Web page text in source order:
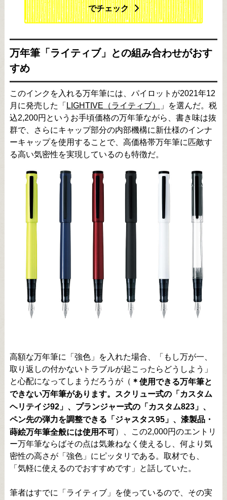
でチェック
万年筆「ライティブ」との組み合わせがおす
すめ
このインクを入れる万年筆には、パイロットが2021年12
月に発売した「 LIGHTIVE（ライティブ）
」を選んだ。税
込2,200円というお手頃価格の万年筆ながら、書き味は抜
群で、さらにキャップ部分の内部機構に新仕様のインナ
ーキャップを使用することで、高価格帯万年筆に匹敵す
る高い気密性を実現しているのも特徴だ。
高額な万年筆に「強色」を入れた場合、「もし万が一、
取り返しの付かないトラブルが起こったらどうしよう」
と心配になってしまうだろうが（ ＊使用できる万年筆と
できない万年筆があります。スクリュー式の「カスタム
ヘリテイジ92」、プランジャー式の「カスタム823」、
ペン先の弾力を調整できる「ジャスタス95」、漆製品・
蒔絵万年筆全般には使用不可）、この2,000円のエントリ
ー万年筆ならばその点は気兼ねなく使えるし、何より気
密性の高さが「強色」にピッタリである。取材でも、
「気軽に使えるのでおすすめです」と話していた。
筆者はすでに「ライティブ」を使っているので、その実